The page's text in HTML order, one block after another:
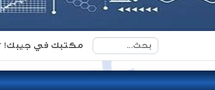
مكتبك في جيبك!